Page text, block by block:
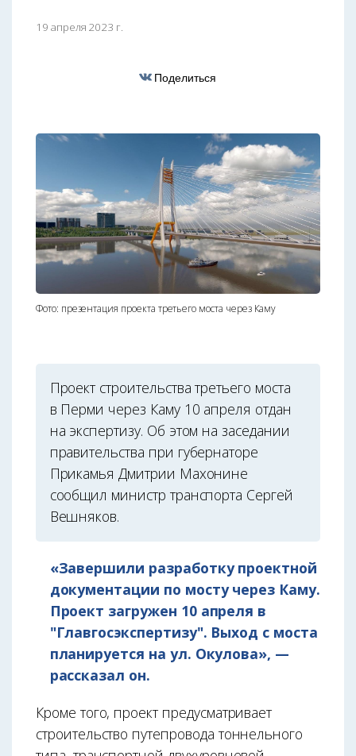
19 апреля 2023 г.
Поделиться
Фото: презентация проекта третьего моста через Каму
Проект строительства третьего моста
в Перми через Каму 10 апреля отдан
на экспертизу. Об этом на заседании
правительства при губернаторе
Прикамья Дмитрии Махонине
сообщил министр транспорта Сергей
Вешняков.
«Завершили разработку проектной
документации по мосту через Каму.
Проект загружен 10 апреля в
"Главгосэкспертизу". Выход с моста
планируется на ул. Окулова», —
рассказал он.
Кроме того, проект предусматривает
строительство путепровода тоннельного